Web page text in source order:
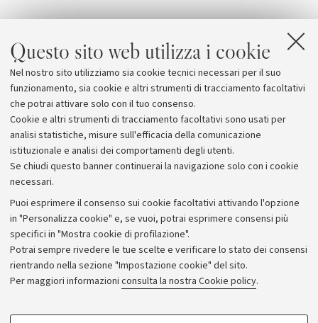
Questo sito web utilizza i cookie
Nel nostro sito utilizziamo sia cookie tecnici necessari per il suo
funzionamento, sia cookie e altri strumenti di tracciamento facoltativi
che potrai attivare solo con il tuo consenso.
Cookie e altri strumenti di tracciamento facoltativi sono usati per
analisi statistiche, misure sull'efficacia della comunicazione
istituzionale e analisi dei comportamenti degli utenti.
Se chiudi questo banner continuerai la navigazione solo con i cookie
necessari.
Puoi esprimere il consenso sui cookie facoltativi attivando l'opzione
in "Personalizza cookie" e, se vuoi, potrai esprimere consensi più
specifici in "Mostra cookie di profilazione".
Potrai sempre rivedere le tue scelte e verificare lo stato dei consensi
rientrando nella sezione "Impostazione cookie" del sito.
Per maggiori informazioni consulta la nostra Cookie policy.
COOKIE DI PROFILAZIONE - FACOLTATIVI
Girolamo Cardano
e
diUlisse Aldrovandi. All'Università di Bologna tenne
lungamente la cattedra di chirurgia e dopo il 1589
subentrò aGiulio Cesare Aranzinell'insegnamento
dell'anatomia.
Archivio
Comunicati stampa
Redazione
Rassegna stampa